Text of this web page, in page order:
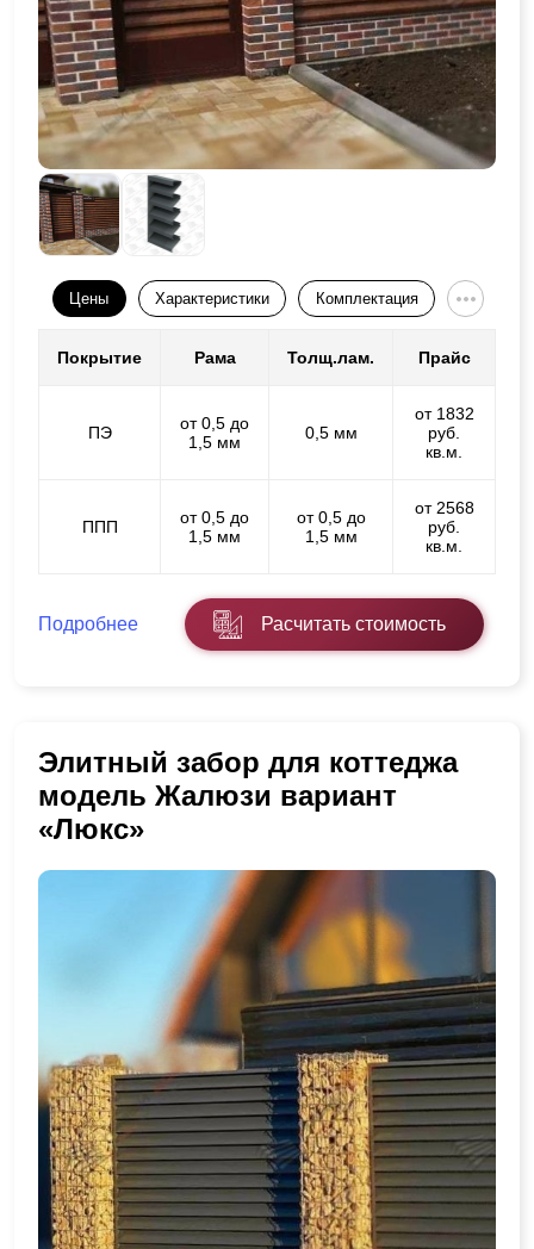
Цены Характеристики Комплектация
Покрытие Рама Толщ.лам. Прайс
ПЭ
от 0,5 до
1,5 мм
0,5 мм
от 1832
руб.
кв.м.
ППП
от 0,5 до
1,5 мм
от 0,5 до
1,5 мм
от 2568
руб.
кв.м.
Подробнее Расчитать стоимость
Элитный забор для коттеджа
модель Жалюзи вариант
«Люкс»